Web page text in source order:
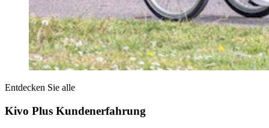
Entdecken Sie alle
Kivo Plus Kundenerfahrung